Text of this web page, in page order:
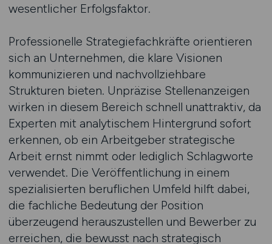
wesentlicher Erfolgsfaktor.
Professionelle Strategiefachkräfte orientieren
sich an Unternehmen, die klare Visionen
kommunizieren und nachvollziehbare
Strukturen bieten. Unpräzise Stellenanzeigen
wirken in diesem Bereich schnell unattraktiv, da
Experten mit analytischem Hintergrund sofort
erkennen, ob ein Arbeitgeber strategische
Arbeit ernst nimmt oder lediglich Schlagworte
verwendet. Die Veröffentlichung in einem
spezialisierten beruflichen Umfeld hilft dabei,
die fachliche Bedeutung der Position
überzeugend herauszustellen und Bewerber zu
erreichen, die bewusst nach strategisch